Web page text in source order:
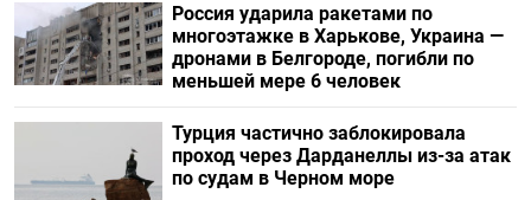
Россия ударила ракетами по
многоэтажке в Харькове, Украина —
дронами в Белгороде, погибли по
меньшей мере 6 человек
Турция частично заблокировала
проход через Дарданеллы из-за атак
по судам в Черном море